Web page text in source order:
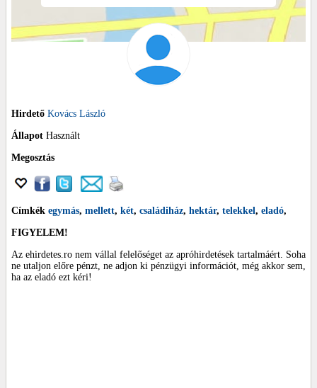
Hirdető Kovács László
Állapot Használt
Megosztás
Címkék egymás, mellett, két, családiház, hektár, telekkel, eladó,
FIGYELEM!
Az ehirdetes.ro nem vállal felelőséget az apróhirdetések tartalmáért. Soha
ne utaljon előre pénzt, ne adjon ki pénzügyi információt, még akkor sem,
ha az eladó ezt kéri!